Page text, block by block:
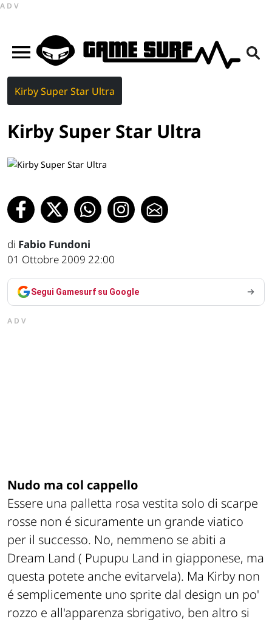
ADV
Kirby Super Star Ultra
Kirby Super Star Ultra
di Fabio Fundoni
01 Ottobre 2009 22:00
Segui Gamesurf su Google
ADV
Nudo ma col cappello
Essere una palletta rosa vestita solo di scarpe
rosse non é sicuramente un grande viatico
per il successo. No, nemmeno se abiti a
Dream Land ( Pupupu Land in giapponese, ma
questa potete anche evitarvela). Ma Kirby non
é semplicemente uno sprite dal design un po'
rozzo e all'apparenza sbrigativo, ben altro si